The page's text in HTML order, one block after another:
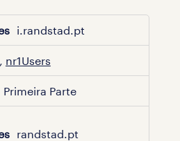
i.randstad.pt
nr1Users
Primeira Parte
randstad.pt